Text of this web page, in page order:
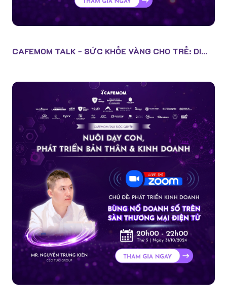
CAFEMOM TALK - SỨC KHỎE VÀNG CHO TRẺ: DI...